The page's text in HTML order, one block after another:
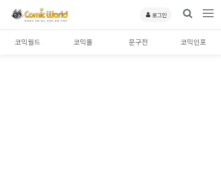
로그인
코믹월드 코믹몰 문구전 코믹인포